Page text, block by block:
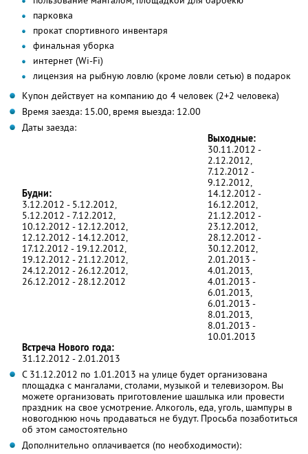
парковка
прокат спортивного инвентаря
финальная уборка
интернет (Wi-Fi)
лицензия на рыбную ловлю (кроме ловли сетью) в подарок
Купон действует на компанию до 4 человек (2+2 человека)
Время заезда: 15.00, время выезда: 12.00
Даты заезда:
Будни:
3.12.2012 - 5.12.2012,
5.12.2012 - 7.12.2012,
10.12.2012 - 12.12.2012,
12.12.2012 - 14.12.2012,
17.12.2012 - 19.12.2012,
19.12.2012 - 21.12.2012,
24.12.2012 - 26.12.2012,
26.12.2012 - 28.12.2012
Выходные:
30.11.2012 -
2.12.2012,
7.12.2012 -
9.12.2012,
14.12.2012 -
16.12.2012,
21.12.2012 -
23.12.2012,
28.12.2012 -
30.12.2012,
2.01.2013 -
4.01.2013,
4.01.2013 -
6.01.2013,
6.01.2013 -
8.01.2013,
8.01.2013 -
10.01.2013
Встреча Нового года:
31.12.2012 - 2.01.2013
С 31.12.2012 по 1.01.2013 на улице будет организована
площадка с мангалами, столами, музыкой и телевизором. Вы
можете организовать приготовление шашлыка или провести
праздник на свое усмотрение. Алкоголь, еда, уголь, шампуры в
новогоднюю ночь продаваться не будут. Просьба позаботиться
об этом самостоятельно
Дополнительно оплачивается (по необходимости):